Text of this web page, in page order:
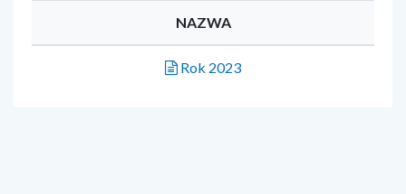
NAZWA
Rok 2023